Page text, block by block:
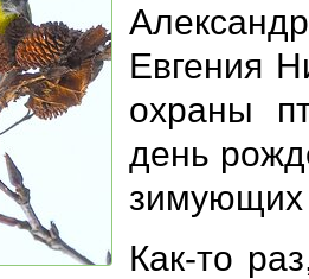
Евгения
охраны
день
зимующих
Как-то